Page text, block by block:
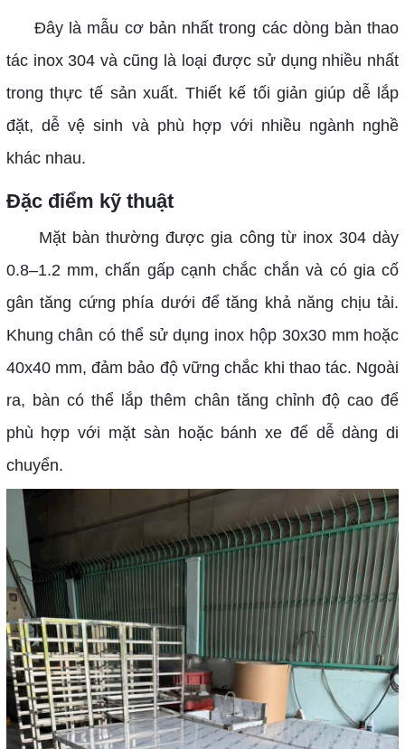
Đây là mẫu cơ bản nhất trong các dòng bàn thao
tác inox 304 và cũng là loại được sử dụng nhiều nhất
trong thực tế sản xuất. Thiết kế tối giản giúp dễ lắp
đặt, dễ vệ sinh và phù hợp với nhiều ngành nghề
khác nhau.
Đặc điểm kỹ thuật
Mặt bàn thường được gia công từ inox 304 dày
0.8–1.2 mm, chấn gấp cạnh chắc chắn và có gia cố
gân tăng cứng phía dưới để tăng khả năng chịu tải.
Khung chân có thể sử dụng inox hộp 30x30 mm hoặc
40x40 mm, đảm bảo độ vững chắc khi thao tác. Ngoài
ra, bàn có thể lắp thêm chân tăng chỉnh độ cao để
phù hợp với mặt sàn hoặc bánh xe để dễ dàng di
chuyển.